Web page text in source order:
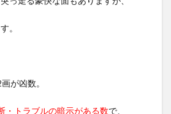
。
が凶数。
・トラブルの暗示がある数で、